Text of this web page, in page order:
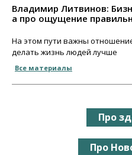
Владимир Литвинов:
а про ощущение
На этом пути важны
делать жизнь людей лучше
Все материалы
Про
Про